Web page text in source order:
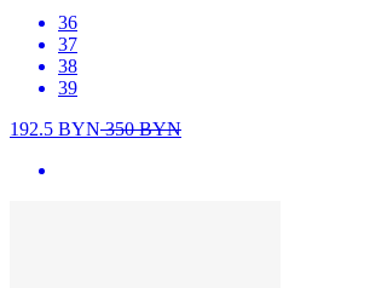
36
37
38
39
192.5 BYN350BYN